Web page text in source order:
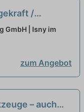
/
d) neu
GmbH | Isny im
zum Angebot
– auch